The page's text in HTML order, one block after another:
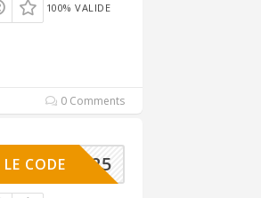
100% VALIDE
0 Comments
KETING25
CODE